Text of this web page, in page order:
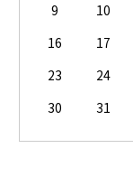
9
10
16
17
23
24
30
31